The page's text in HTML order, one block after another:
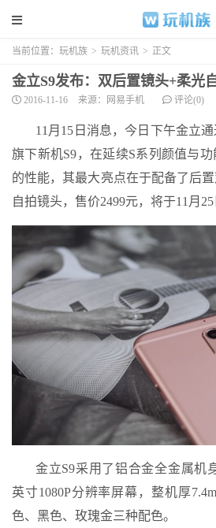
当前位置： 玩机族 > 玩机资讯 > 正文
金立S9发布：双后置镜头+柔光
2016-11-16 来源：网易手机 评论(0)
11月15日消息，今日下午金立
旗下新机S9，在延续S系列颜值与
的性能，其最大亮点在于配备了后
自拍镜头，售价2499元，将于11月25
金立S9采用了铝合金全金属机
英寸1080P分辨率屏幕，整机厚
色、黑色、玫瑰金三种配色。